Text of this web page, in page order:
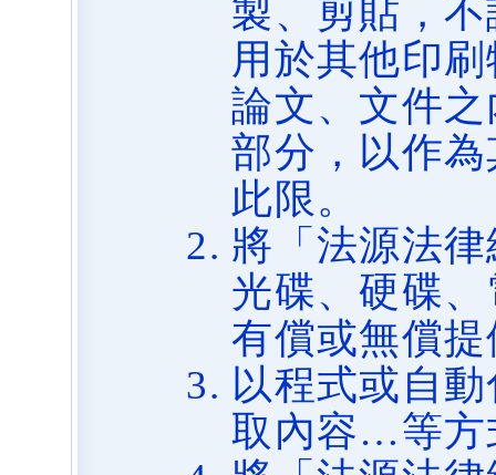
製、剪貼，
用於其他印
論文、文件
部分，以作
此限。
將「法源法
光碟、硬碟
有償或無償
以程式或自
取內容…等方